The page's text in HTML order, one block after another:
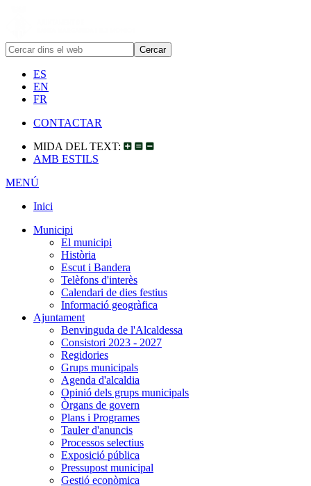
ES
EN
FR
CONTACTAR
MIDA DEL TEXT:
AMB ESTILS
MENÚ
Inici
Municipi
El municipi
Història
Escut i Bandera
Telèfons d'interès
Calendari de dies festius
Informació geogràfica
Ajuntament
Benvinguda de l'Alcaldessa
Consistori 2023 - 2027
Regidories
Grups municipals
Agenda d'alcaldia
Opinió dels grups municipals
Òrgans de govern
Plans i Programes
Tauler d'anuncis
Processos selectius
Exposició pública
Pressupost municipal
Gestió econòmica